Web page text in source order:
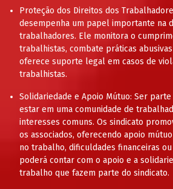
Proteção dos Direitos dos
desempenha um papel importante na
trabalhadores. Ele monitora o
trabalhistas, combate práticas
oferece suporte legal em casos de
trabalhistas.
Solidariedade e Apoio Mútuo: Ser
estar em uma comunidade de
interesses comuns. Os sindicato
os associados, oferecendo apoio
no trabalho, dificuldades financeiras
poderá contar com o apoio e a
trabalho que fazem parte do sindicato.